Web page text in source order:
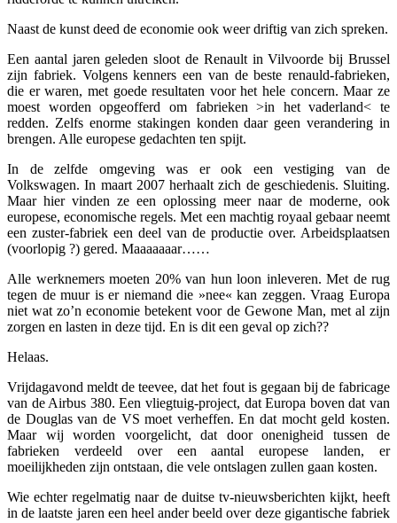
Naast de kunst deed de economie ook weer driftig van zich spreken.
Een aantal jaren geleden sloot de Renault in Vilvoorde bij Brussel
zijn fabriek. Volgens kenners een van de beste renauld-fabrieken,
die er waren, met goede resultaten voor het hele concern. Maar ze
moest worden opgeofferd om fabrieken >in het vaderland< te
redden. Zelfs enorme stakingen konden daar geen verandering in
brengen. Alle europese gedachten ten spijt.
In de zelfde omgeving was er ook een vestiging van de
Volkswagen. In maart 2007 herhaalt zich de geschiedenis. Sluiting.
Maar hier vinden ze een oplossing meer naar de moderne, ook
europese, economische regels. Met een machtig royaal gebaar neemt
een zuster-fabriek een deel van de productie over. Arbeidsplaatsen
(voorlopig ?) gered. Maaaaaaar……
Alle werknemers moeten 20% van hun loon inleveren. Met de rug
tegen de muur is er niemand die »nee« kan zeggen. Vraag Europa
niet wat zo’n economie betekent voor de Gewone Man, met al zijn
zorgen en lasten in deze tijd. En is dit een geval op zich??
Helaas.
Vrijdagavond meldt de teevee, dat het fout is gegaan bij de fabricage
van de Airbus 380. Een vliegtuig-project, dat Europa boven dat van
de Douglas van de VS moet verheffen. En dat mocht geld kosten.
Maar wij worden voorgelicht, dat door onenigheid tussen de
fabrieken verdeeld over een aantal europese landen, er
moeilijkheden zijn ontstaan, die vele ontslagen zullen gaan kosten.
Wie echter regelmatig naar de duitse tv-nieuwsberichten kijkt, heeft
in de laatste jaren een heel ander beeld over deze gigantische fabriek